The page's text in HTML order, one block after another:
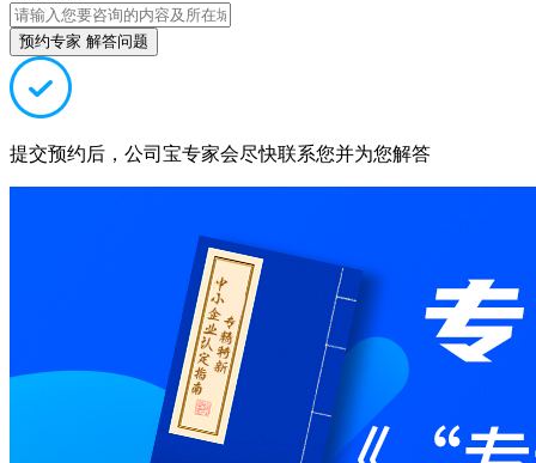
预约专家 解答问题
提交预约后，公司宝专家会尽快联系您并为您解答